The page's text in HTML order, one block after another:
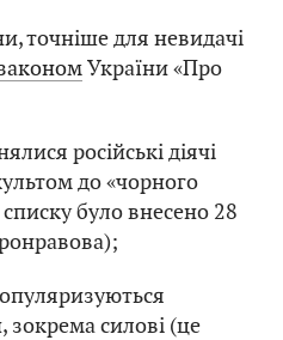
точніше для невидачі
України «Про
російські діячі
до «чорного
було внесено 28
зокрема силові (це